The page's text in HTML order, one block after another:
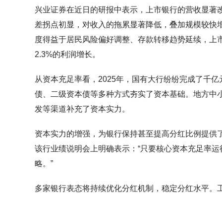
兴业证券在近日的研报中表示，上市银行的营收显
差拐点初显，对收入的拖累显著降低，叠加规模较
度得益于居民风险偏好调整、存款转移趋势延续，
2.3%的利润增长。
从资本充足率看，2025年，国有大行纷纷完成了千
债、二级资本债等多种方式夯实了资本基础。地方中
发等渠道补充了资本实力。
资本实力的增强，为银行保持甚至提高分红比例提
该行业绩说明会上明确表示：“只要核心资本充足率
略。”
多家银行表态将持续优化分红机制，稳定分红水平